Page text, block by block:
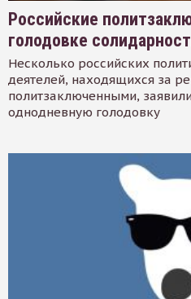
Российские
голодовке
Несколько российских
деятелей, находящихся за
политзаключенными,
однодневную голодовку